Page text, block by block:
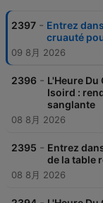
2397 - Entrez
cruauté
09 8月 2026
2396 - L'Heure Du
Isoird :
sanglante
08 8月 2026
2395 - Entrez
de la table
08 8月 2026